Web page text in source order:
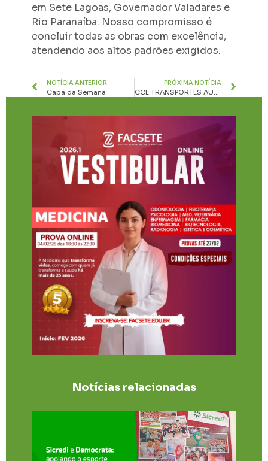
em Sete Lagoas, Governador Valadares e
Rio Paranaíba. Nosso compromisso é
concluir todas as obras com excelência,
atendendo aos altos padrões exigidos.
NOTÍCIA ANTERIOR
Capa da Semana
PRÓXIMA NOTÍCIA
CCL TRANSPORTES AUMENTA FROTA E INAUGURA NOVA SEDE
Notícias relacionadas